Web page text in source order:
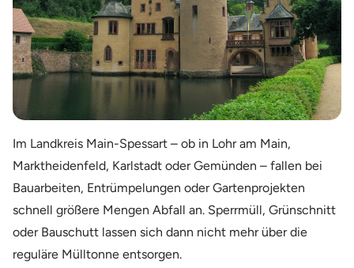
Im Landkreis Main-Spessart – ob in Lohr am Main,
Marktheidenfeld, Karlstadt oder Gemünden – fallen bei
Bauarbeiten, Entrümpelungen oder Gartenprojekten
schnell größere Mengen Abfall an. Sperrmüll, Grünschnitt
oder Bauschutt lassen sich dann nicht mehr über die
reguläre Mülltonne entsorgen.